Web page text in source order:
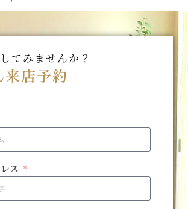
てみませんか？
店予約
ス